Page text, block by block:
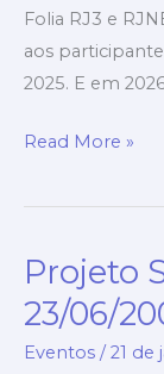
Folia RJ3 e
aos
2025. E em
Read More »
Projeto
23/06/
Eventos / 21 de
Projeto
Sábado
na
Praça